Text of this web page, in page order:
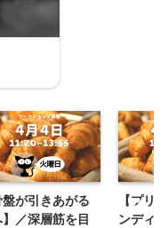
盤が引きあがる
／深層筋を目
【プリ
ンディ